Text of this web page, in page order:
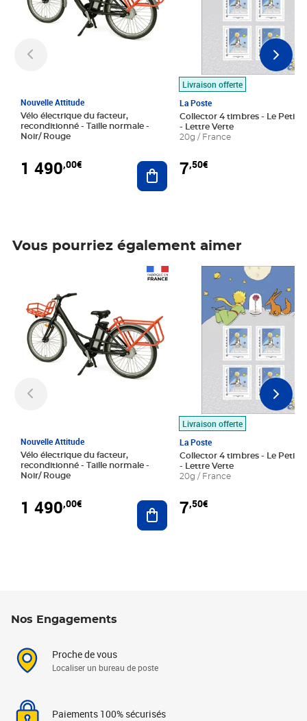
Nouvelle Attitude
Vélo électrique du facteur,
reconditionné - Taille normale -
Noir/ Rouge
1 490,00€ Ajouter au panier
Livraison offerte
La Poste
Collector 4 timbres - Le Petit
- Lettre Verte
20g / France
7,50€
Vous pourriez également aimer
Nouvelle Attitude
Vélo électrique du facteur,
reconditionné - Taille normale -
Noir/ Rouge
1 490,00€ Ajouter au panier
Livraison offerte
La Poste
Collector 4 timbres - Le Petit
- Lettre Verte
20g / France
7,50€
Prix 7,50€
Nos Engagements
Proche de vous
Localiser un bureau de poste
Paiements 100% sécurisés